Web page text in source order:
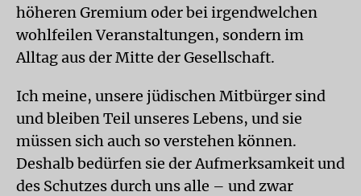
höheren Gremium oder bei irgendwelchen
wohlfeilen Veranstaltungen, sondern im
Alltag aus der Mitte der Gesellschaft.
Ich meine, unsere jüdischen Mitbürger sind
und bleiben Teil unseres Lebens, und sie
müssen sich auch so verstehen können.
Deshalb bedürfen sie der Aufmerksamkeit und
des Schutzes durch uns alle – und zwar